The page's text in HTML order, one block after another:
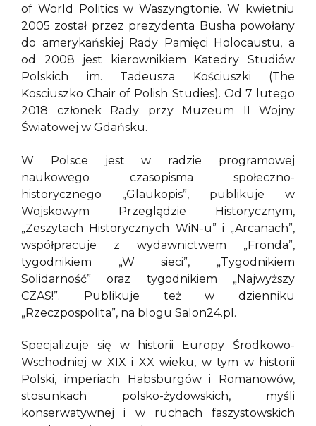
of World Politics w Waszyngtonie. W kwietniu
2005 został przez prezydenta Busha powołany
do amerykańskiej Rady Pamięci Holocaustu, a
od 2008 jest kierownikiem Katedry Studiów
Polskich im. Tadeusza Kościuszki (The
Kosciuszko Chair of Polish Studies). Od 7 lutego
2018 członek Rady przy Muzeum II Wojny
Światowej w Gdańsku.
W Polsce jest w radzie programowej
naukowego czasopisma społeczno-
historycznego „Glaukopis”, publikuje w
Wojskowym Przeglądzie Historycznym,
„Zeszytach Historycznych WiN-u” i „Arcanach”,
współpracuje z wydawnictwem „Fronda”,
tygodnikiem „W sieci”, „Tygodnikiem
Solidarność” oraz tygodnikiem „Najwyższy
CZAS!”. Publikuje też w dzienniku
„Rzeczpospolita”, na blogu Salon24.pl.
Specjalizuje się w historii Europy Środkowo-
Wschodniej w XIX i XX wieku, w tym w historii
Polski, imperiach Habsburgów i Romanowów,
stosunkach polsko-żydowskich, myśli
konserwatywnej i w ruchach faszystowskich